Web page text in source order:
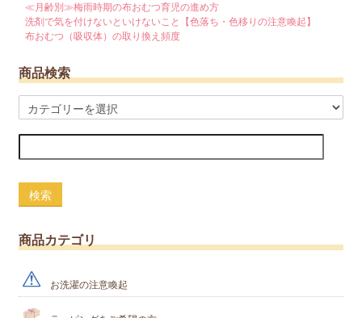
≪月齢別≫梅雨時期の布おむつ育児の進め方
洗剤で気を付けないといけないこと【色落ち・色移りの注意喚起】
布おむつ（吸収体）の取り換え頻度
商品検索
検索
商品カテゴリ
お洗濯の注意喚起